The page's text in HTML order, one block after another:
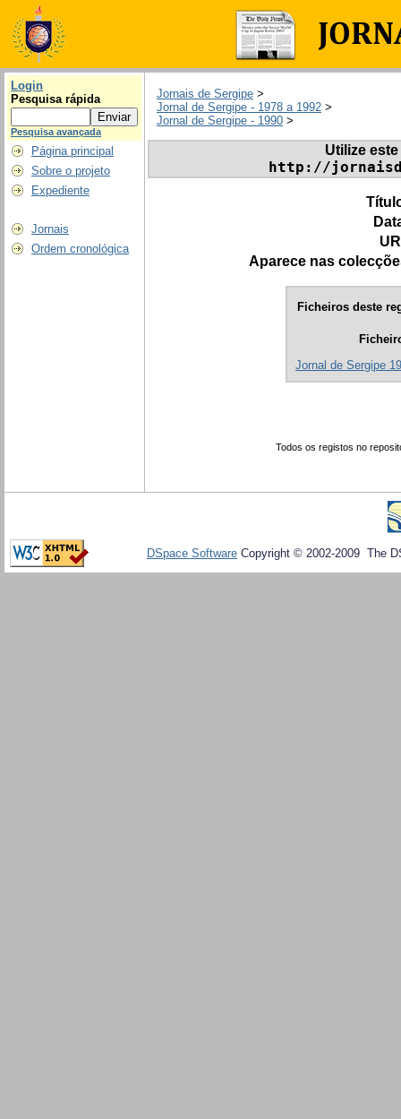
Login
Pesquisa rápida
Pesquisa avançada
Página principal
Sobre o projeto
Expediente
Jornais
Ordem cronológica
Jornais de Sergipe >
Jornal de Sergipe - 1978 a 1992 >
Jornal de Sergipe - 1990 >
Utilize
http://
Aparece nas
Ficheiros deste
Jornal de Sergipe
Todos os registos no
DSpace Software Copyright © 2002-2009 The